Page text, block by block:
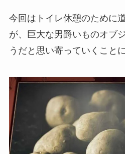
今回はトイレ休憩のために
が、巨大な男爵いものオブ
うだと思い寄っていくこと